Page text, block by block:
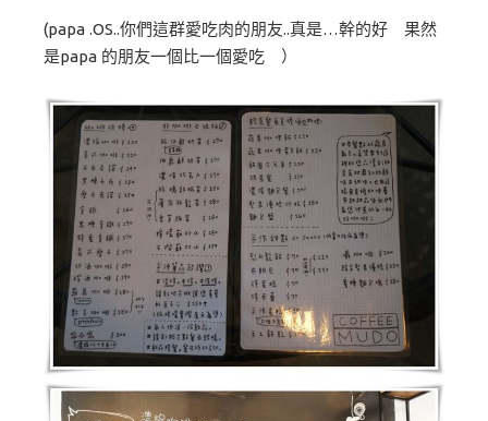
(papa .OS..你們這群愛吃肉的朋友..真是…幹的好 果然
是papa 的朋友一個比一個愛吃 ）